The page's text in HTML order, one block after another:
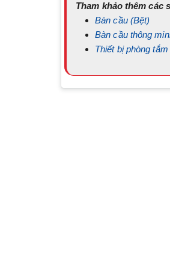
Tham khảo thêm các
Bàn cầu (Bệt)
Bàn cầu thông
Thiết bị phòng tắm